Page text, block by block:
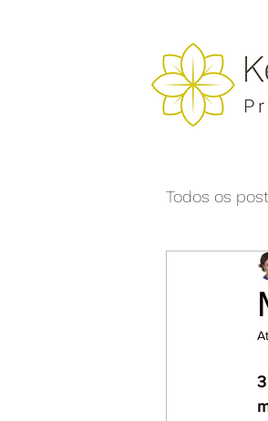
Todos os